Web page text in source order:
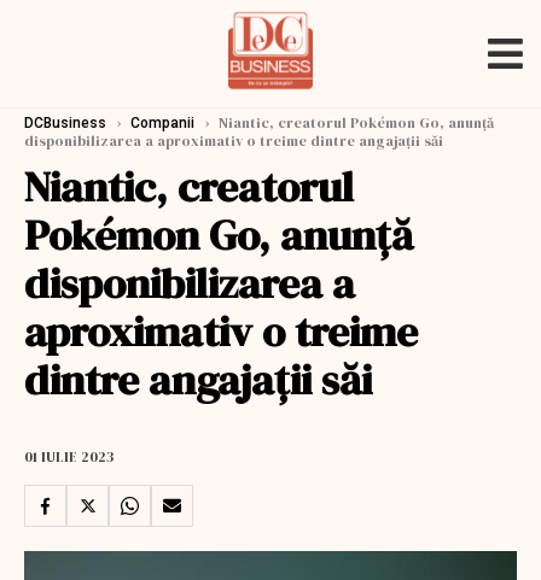
DCBusiness › Companii › Niantic, creatorul Pokémon Go, anunță
disponibilizarea a aproximativ o treime dintre angajații săi
Niantic, creatorul
Pokémon Go, anunță
disponibilizarea a
aproximativ o treime
dintre angajații săi
01 IULIE 2023